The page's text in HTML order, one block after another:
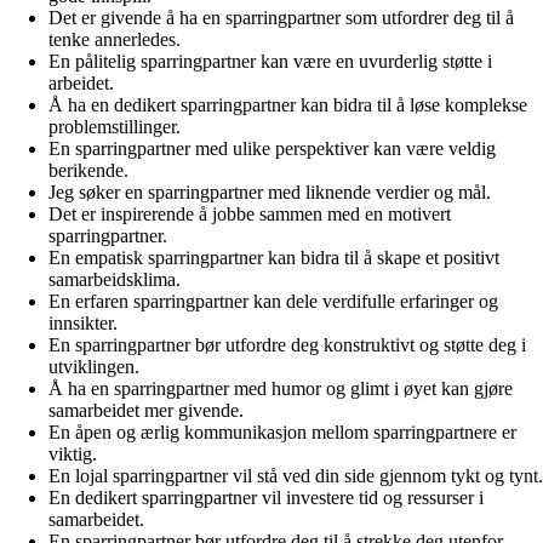
Det er givende å ha en sparringpartner som utfordrer deg til å
tenke annerledes.
En pålitelig sparringpartner kan være en uvurderlig støtte i
arbeidet.
Å ha en dedikert sparringpartner kan bidra til å løse komplekse
problemstillinger.
En sparringpartner med ulike perspektiver kan være veldig
berikende.
Jeg søker en sparringpartner med liknende verdier og mål.
Det er inspirerende å jobbe sammen med en motivert
sparringpartner.
En empatisk sparringpartner kan bidra til å skape et positivt
samarbeidsklima.
En erfaren sparringpartner kan dele verdifulle erfaringer og
innsikter.
En sparringpartner bør utfordre deg konstruktivt og støtte deg i
utviklingen.
Å ha en sparringpartner med humor og glimt i øyet kan gjøre
samarbeidet mer givende.
En åpen og ærlig kommunikasjon mellom sparringpartnere er
viktig.
En lojal sparringpartner vil stå ved din side gjennom tykt og tynt.
En dedikert sparringpartner vil investere tid og ressurser i
samarbeidet.